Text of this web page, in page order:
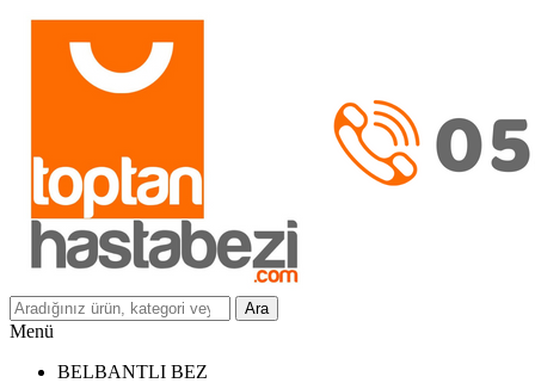
Ara
Menü
BELBANTLI BEZ